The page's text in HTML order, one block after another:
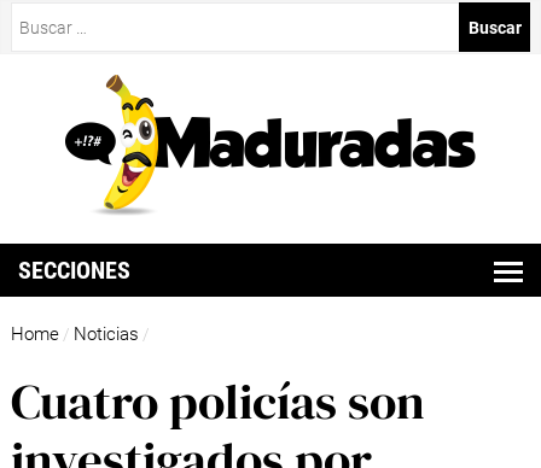
SECCIONES
Home / Noticias /
Cuatro policías son